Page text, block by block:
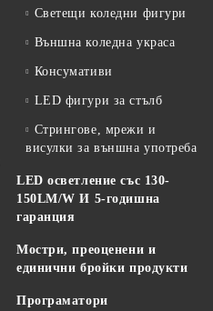
Светещи коледни фигури
Външна коледна украса
Консумативи
LED фигури за стълб
Стрингове, мрежи и
висулки за външна употреба
LED осветление със 130-
150LM/W И 5-годишна
гаранция
Мостри, преоценени и
единични бройки продукти
Програматори